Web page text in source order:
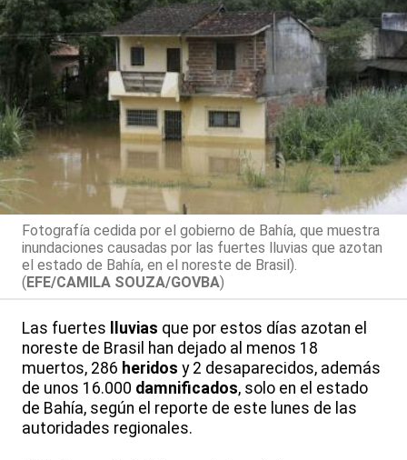
Fotografía cedida por el gobierno de Bahía, que muestra
inundaciones causadas por las fuertes lluvias que azotan
el estado de Bahía, en el noreste de Brasil).
(EFE/CAMILA SOUZA/GOVBA)
Las fuertes lluvias que por estos días azotan el
noreste de Brasil han dejado al menos 18
muertos, 286 heridos y 2 desaparecidos, además
de unos 16.000 damnificados, solo en el estado
de Bahía, según el reporte de este lunes de las
autoridades regionales.